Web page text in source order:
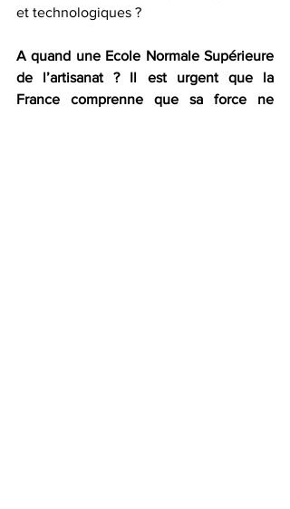
et technologiques ?
A quand une Ecole Normale Supérieure
de l’artisanat ? Il est urgent que la
France comprenne que sa force ne